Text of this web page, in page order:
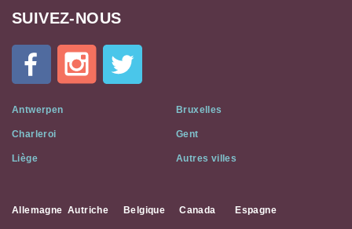
Cat
Flat
Social
Media
SUIVEZ-NOUS
Antwerpen Bruxelles
Charleroi Gent
Liège Autres villes
Allemagne Autriche Belgique Canada Espagne